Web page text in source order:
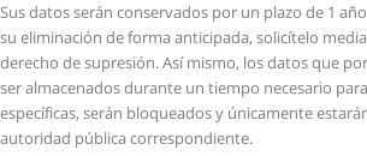
Sus datos serán conservados por un plazo de 1
su eliminación de forma anticipada, solicítelo
derecho de supresión. Así mismo, los datos que
ser almacenados durante un tiempo necesario
específicas, serán bloqueados y únicamente
autoridad pública correspondiente.